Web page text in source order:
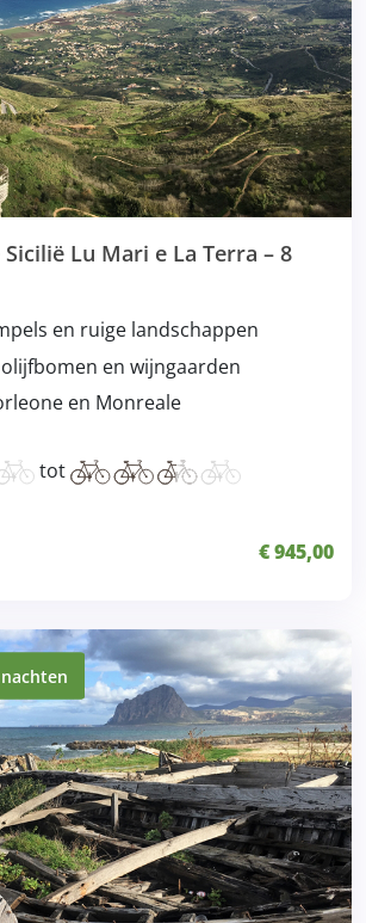
Lu Mari e La Terra – 8
en ruige landschappen
en wijngaarden
en Monreale
tot
€ 945,00